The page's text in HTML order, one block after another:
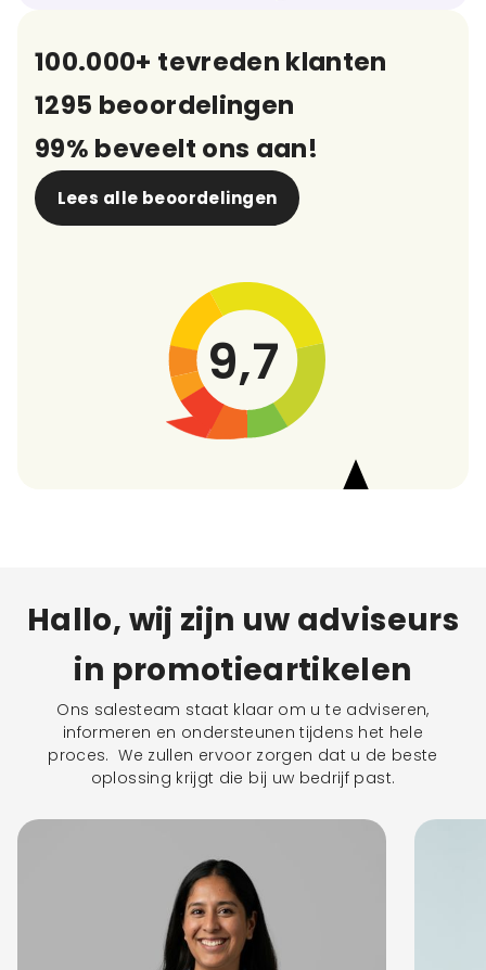
100.000+ tevreden klanten
1295 beoordelingen
99% beveelt ons aan!
Lees alle beoordelingen
9,7
Hallo, wij zijn uw adviseurs
in promotieartikelen
Ons salesteam staat klaar om u te adviseren,
informeren en ondersteunen tijdens het hele
proces. We zullen ervoor zorgen dat u de beste
oplossing krijgt die bij uw bedrijf past.